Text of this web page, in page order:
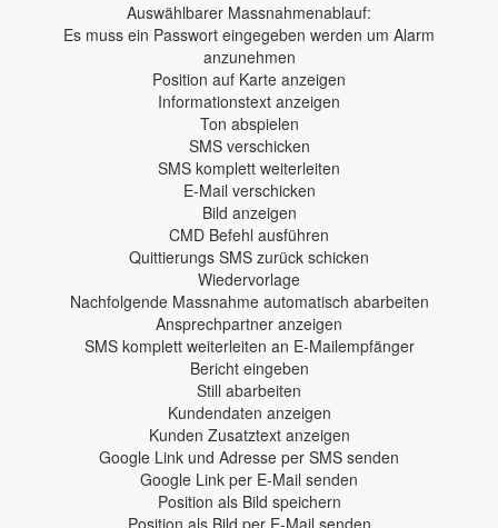
Auswählbarer Massnahmenablauf:
Es muss ein Passwort eingegeben werden um Alarm
anzunehmen
Position auf Karte anzeigen
Informationstext anzeigen
Ton abspielen
SMS verschicken
SMS komplett weiterleiten
E-Mail verschicken
Bild anzeigen
CMD Befehl ausführen
Quittierungs SMS zurück schicken
Wiedervorlage
Nachfolgende Massnahme automatisch abarbeiten
Ansprechpartner anzeigen
SMS komplett weiterleiten an E-Mailempfänger
Bericht eingeben
Still abarbeiten
Kundendaten anzeigen
Kunden Zusatztext anzeigen
Google Link und Adresse per SMS senden
Google Link per E-Mail senden
Position als Bild speichern